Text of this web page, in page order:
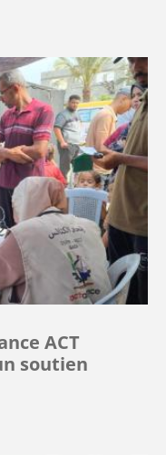
ACT
soutien